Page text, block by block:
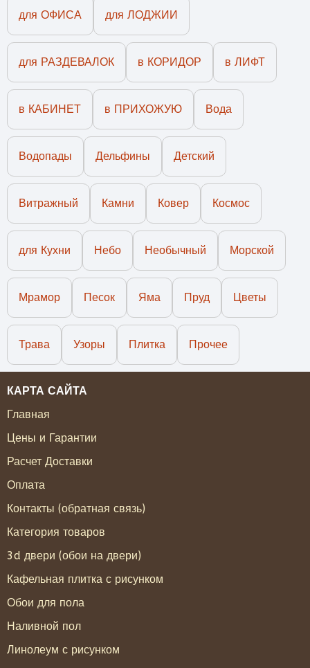
для ОФИСА для ЛОДЖИИ
для РАЗДЕВАЛОК в КОРИДОР в ЛИФТ
в КАБИНЕТ в ПРИХОЖУЮ Вода
Водопады Дельфины Детский
Витражный Камни Ковер Космос
для Кухни Небо Необычный Морской
Мрамор Песок Яма Пруд Цветы
Трава Узоры Плитка Прочее
КАРТА САЙТА
Главная
Цены и Гарантии
Расчет Доставки
Оплата
Контакты (обратная связь)
Категория товаров
3d двери (обои на двери)
Кафельная плитка с рисунком
Обои для пола
Наливной пол
Линолеум с рисунком